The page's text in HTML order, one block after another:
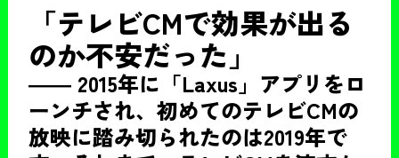
「テレビCMで効果が出る
のか不安だった」
―― 2015年に「Laxus」アプリをロ
ーンチされ、初めてのテレビCMの
放映に踏み切られたのは2019年で